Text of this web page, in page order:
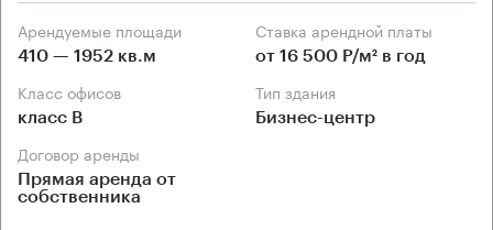
Арендуемые площади
410 — 1952 кв.м
Ставка арендной платы
от 16 500 Р/м² в год
Класс офисов
класс B
Тип здания
Бизнес-центр
Договор аренды
Прямая аренда от
собственника